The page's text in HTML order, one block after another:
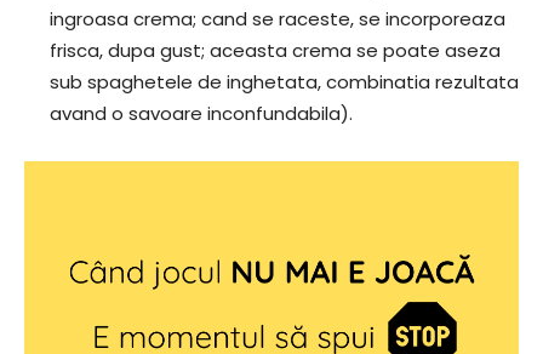
ingroasa crema; cand se raceste, se incorporeaza
frisca, dupa gust; aceasta crema se poate aseza
sub spaghetele de inghetata, combinatia rezultata
avand o savoare inconfundabila).